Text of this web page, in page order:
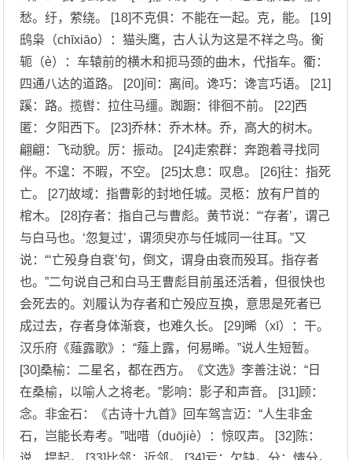
愁。纡，萦绕。 [18]不克俱：不能在一起。克，能。 [19]
鸱枭（chīxiāo）：猫头鹰，古人认为这是不祥之鸟。衡
轭（è）：车辕前的横木和扼马颈的曲木，代指车。衢：
四通八达的道路。 [20]间：离间。谗巧：谗言巧语。 [21]
蹊：路。揽辔：拉住马缰。踟蹰：徘徊不前。 [22]西
匿：夕阳西下。 [23]乔林：乔木林。乔，高大的树木。
翩翩：飞动貌。厉：振动。 [24]走索群：奔跑着寻找同
伴。不遑：不暇，不空。 [25]太息：叹息。 [26]往：指死
亡。 [27]故域：指曹彰的封地任城。灵柩：放有尸首的
棺木。 [28]存者：指自己与曹彪。黄节说：“‘存者’，谓己
与白马也。‘忽复过’，谓须臾亦与任城同一往耳。”又
说：“‘亡殁身自衰’句，倒文，谓身由衰而殁耳。指存者
也。”二句说自己和白马王曹彪目前虽还活着，但很快也
会死去的。刘履认为存者和亡殁应互换，意思是死者已
成过去，存者身体渐衰，也难久长。 [29]晞（xī）：干。
汉乐府《薤露歌》：“薤上露，何易晞。”说人生短暂。
[30]桑榆：二星名，都在西方。《文选》李善注说：“日
在桑榆，以喻人之将老。”影响：影子和声音。 [31]顾：
念。非金石：《古诗十九首》回车驾言迈：“人生非金
石，岂能长寿考。”咄唶（duōjiè）：惊叹声。 [32]陈：